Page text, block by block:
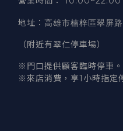
地址 ： 高雄市楠梓區翠屏
（附近有翠仁停車場）
※門口提供顧客臨時停車。
※來店消費，享1小時指定